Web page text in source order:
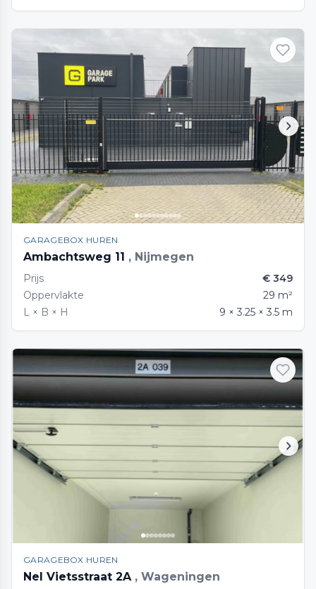
GARAGEBOX HUREN
Ambachtsweg 11 , Nijmegen
Prijs
€ 349
Oppervlakte
29 m²
L × B × H
9 × 3.25 × 3.5 m
GARAGEBOX HUREN
Nel Vietsstraat 2A , Wageningen